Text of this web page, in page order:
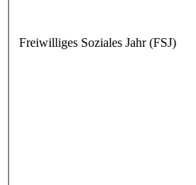
Freiwilliges Soziales Jahr (FSJ)